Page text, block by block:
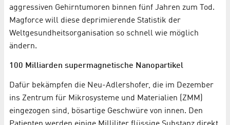
aggressiven Gehirntumoren binnen fünf Jahren zum Tod.
Magforce will diese deprimierende Statistik der
Weltgesundheitsorganisation so schnell wie möglich
ändern.
100 Milliarden supermagnetische Nanopartikel
Dafür bekämpfen die Neu-Adlershofer, die im Dezember
ins Zentrum für Mikrosysteme und Materialien (ZMM)
eingezogen sind, bösartige Geschwüre von innen. Den